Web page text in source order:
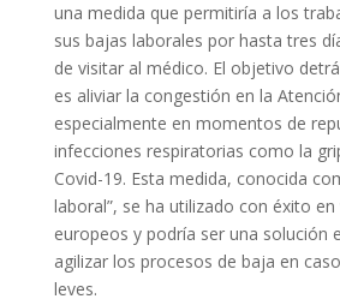
una medida que permitiría a los
sus bajas laborales por hasta tres
de visitar al médico. El objetivo
es aliviar la congestión en la
especialmente en momentos de
infecciones respiratorias como la
Covid-19. Esta medida, conocida
laboral”, se ha utilizado con éxito en
europeos y podría ser una solución
agilizar los procesos de baja en
leves.